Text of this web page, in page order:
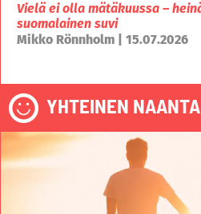
Vielä ei olla mätäkuussa –
suomalainen suvi
Mikko Rönnholm | 15.07.2026
YHTEINEN